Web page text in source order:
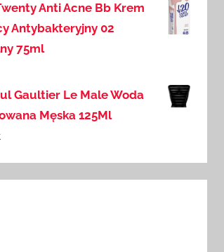
Anti Acne Bb Krem
Antybakteryjny 02
75ml
Gaultier Le Male Woda
Męska 125Ml